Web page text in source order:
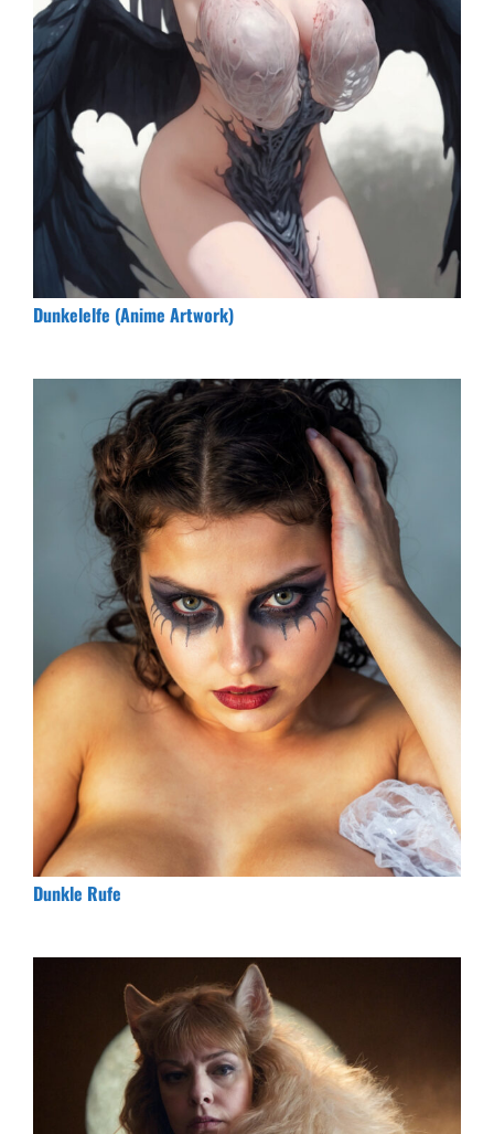
Dunkelelfe (Anime Artwork)
Dunkle Rufe